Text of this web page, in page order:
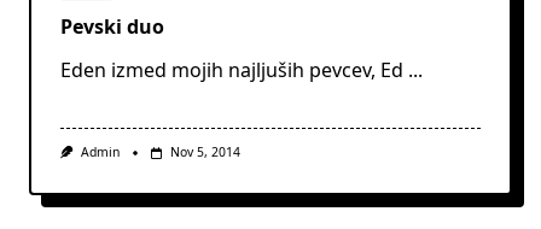
Pevski duo
Eden izmed mojih najljuših pevcev, Ed ...
Admin Nov 5, 2014